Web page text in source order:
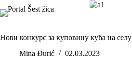
to
Нови конкурс за куповину кућа на селу
Mina Đurić
02.03.2023